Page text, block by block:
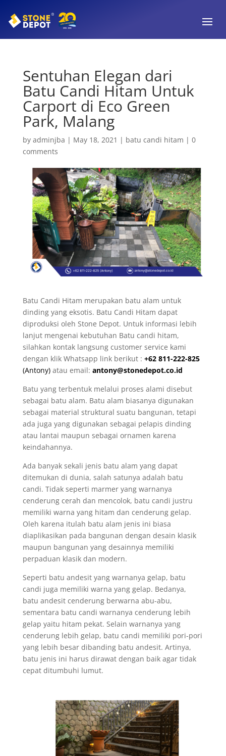
Sentuhan Elegan dari
Batu Candi Hitam Untuk
Carport di Eco Green
Park, Malang
by adminjba | May 18, 2021 | batu candi hitam | 0
comments
Batu Candi Hitam merupakan batu alam untuk
dinding yang eksotis. Batu Candi Hitam dapat
diproduksi oleh Stone Depot. Untuk informasi lebih
lanjut mengenai kebutuhan Batu candi hitam,
silahkan kontak langsung customer service kami
dengan klik Whatsapp link berikut : +62 811-222-825
(Antony)atau email: antony@stonedepot.co.id
Batu yang terbentuk melalui proses alami disebut
sebagai batu alam. Batu alam biasanya digunakan
sebagai material struktural suatu bangunan, tetapi
ada juga yang digunakan sebagai pelapis dinding
atau lantai maupun sebagai ornamen karena
keindahannya.
Ada banyak sekali jenis batu alam yang dapat
ditemukan di dunia, salah satunya adalah batu
candi. Tidak seperti marmer yang warnanya
cenderung cerah dan mencolok, batu candi justru
memiliki warna yang hitam dan cenderung gelap.
Oleh karena itulah batu alam jenis ini biasa
diaplikasikan pada bangunan dengan desain klasik
maupun bangunan yang desainnya memiliki
perpaduan klasik dan modern.
Seperti batu andesit yang warnanya gelap, batu
candi juga memiliki warna yang gelap. Bedanya,
batu andesit cenderung berwarna abu-abu,
sementara batu candi warnanya cenderung lebih
gelap yaitu hitam pekat. Selain warnanya yang
cenderung lebih gelap, batu candi memiliki pori-pori
yang lebih besar dibanding batu andesit. Artinya,
batu jenis ini harus dirawat dengan baik agar tidak
cepat ditumbuhi lumut.